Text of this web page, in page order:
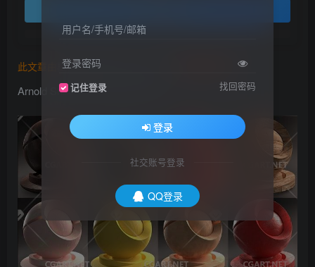
此文章由 橙光艺术网(www.cgart.net)
Arnold Shader Suite for C4D v3
用户名/手机号/邮箱
登录密码
记住登录 找回密码
登录
社交账号登录
QQ登录